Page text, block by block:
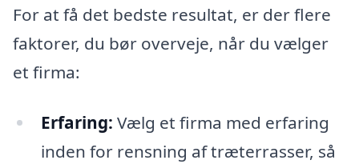
For at få det bedste resultat, er der flere
faktorer, du bør overveje, når du vælger
et firma:
Erfaring: Vælg et firma med erfaring
inden for rensning af træterrasser, så